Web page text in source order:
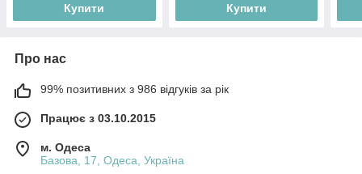
Купити Купити
Про нас
99% позитивних з 986 відгуків за рік
Працює з 03.10.2015
м. Одеса
Базова, 17, Одеса, Україна